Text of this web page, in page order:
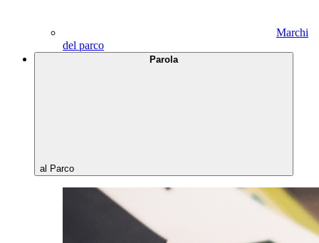
Marchi
del parco
Parola
al Parco